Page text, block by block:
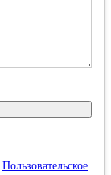
Пользовательское